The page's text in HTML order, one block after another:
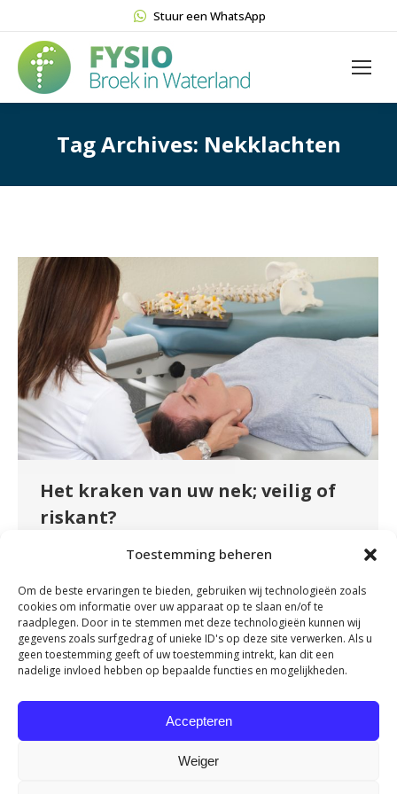
Toestemming beheren
Om de beste ervaringen te bieden, gebruiken wij technologieën zoals
cookies om informatie over uw apparaat op te slaan en/of te
raadplegen. Door in te stemmen met deze technologieën kunnen wij
gegevens zoals surfgedrag of unieke ID's op deze site verwerken. Als u
geen toestemming geeft of uw toestemming intrekt, kan dit een
nadelige invloed hebben op bepaalde functies en mogelijkheden.
Accepteren
Weiger
Stuur een WhatsApp
Tag Archives: Nekklachten
Het kraken van uw nek; veilig of
riskant?
fydeevitae januari 10, 2024
voorkomende gewoonte. We kraken onze
knokkels, vingers, tenen, rug en zelfs onze nek.
Maar niet iedereen doet het om dezelfde reden.
Sommigen van ons doen dit om de druk die we
verminderen of als reactie op stress. In deze